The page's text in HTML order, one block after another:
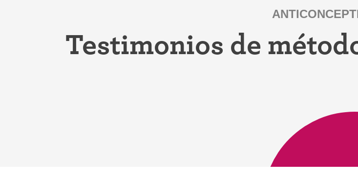
Diafragma "Ahora no"
Testimonios de